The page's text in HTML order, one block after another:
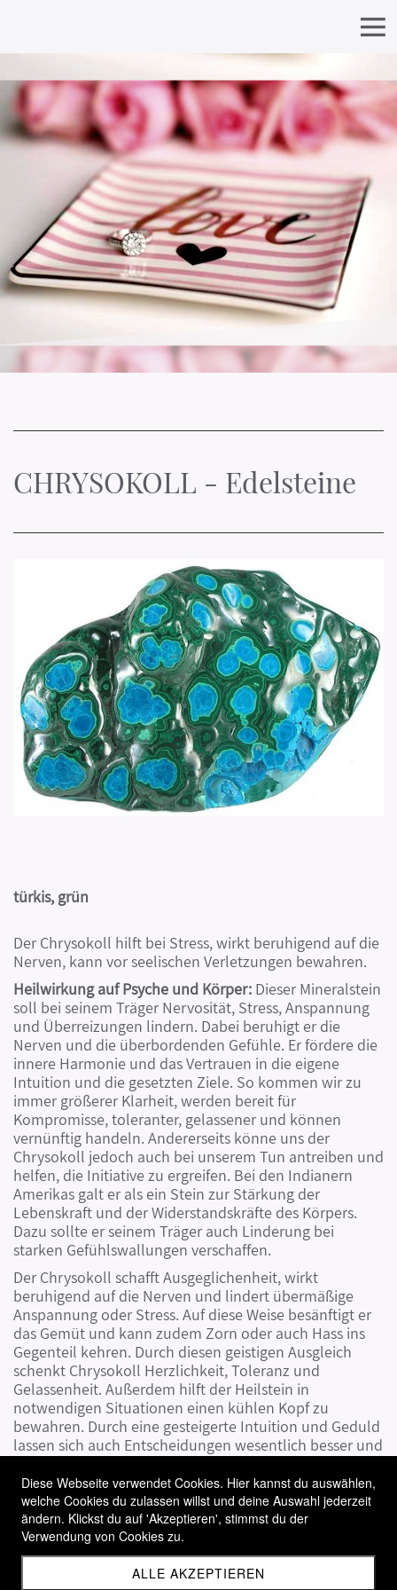
CHRYSOKOLL - Edelsteine
türkis, grün
Der Chrysokoll hilft bei Stress, wirkt beruhigend auf die
Nerven, kann vor seelischen Verletzungen bewahren.
Heilwirkung auf Psyche und Körper: Dieser Mineralstein
soll bei seinem Träger Nervosität, Stress, Anspannung
und Überreizungen lindern. Dabei beruhigt er die
Nerven und die überbordenden Gefühle. Er fördere die
innere Harmonie und das Vertrauen in die eigene
Intuition und die gesetzten Ziele. So kommen wir zu
immer größerer Klarheit, werden bereit für
Kompromisse, toleranter, gelassener und können
vernünftig handeln. Andererseits könne uns der
Chrysokoll jedoch auch bei unserem Tun antreiben und
helfen, die Initiative zu ergreifen. Bei den Indianern
Amerikas galt er als ein Stein zur Stärkung der
Lebenskraft und der Widerstandskräfte des Körpers.
Dazu sollte er seinem Träger auch Linderung bei
starken Gefühlswallungen verschaffen.
Der Chrysokoll schafft Ausgeglichenheit, wirkt
beruhigend auf die Nerven und lindert übermäßige
Anspannung oder Stress. Auf diese Weise besänftigt er
das Gemüt und kann zudem Zorn oder auch Hass ins
Gegenteil kehren. Durch diesen geistigen Ausgleich
schenkt Chrysokoll Herzlichkeit, Toleranz und
Gelassenheit. Außerdem hilft der Heilstein in
notwendigen Situationen einen kühlen Kopf zu
bewahren. Durch eine gesteigerte Intuition und Geduld
lassen sich auch Entscheidungen wesentlich besser und
Der Chrysokoll ist ein wichtiger Hauptstein für die
Sternzeichen Stier, Krebs undWaage. Dem Stier
löst dieser Heilstein seine Beklemmungen und
steigert die Verbundenheit zur Natur. Der Krebs
erhält eine verbesserte Fantasie sowie Intuition
und mehr Toleranz. Der Waage verleiht er inneren
Diese Webseite verwendet Cookies. Hier kannst du auswählen,
welche Cookies du zulassen willst und deine Auswahl jederzeit
ändern. Klickst du auf 'Akzeptieren', stimmst du der
Verwendung von Cookies zu.
ALLE AKZEPTIEREN